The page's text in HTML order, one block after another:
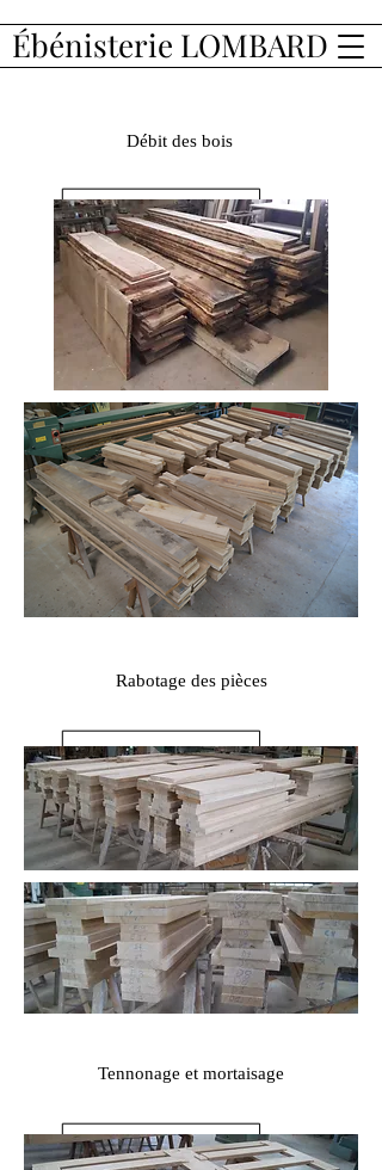
Ébénisterie LOMBARD
Débit des bois
Rabotage des pièces
Tennonage et mortaisage